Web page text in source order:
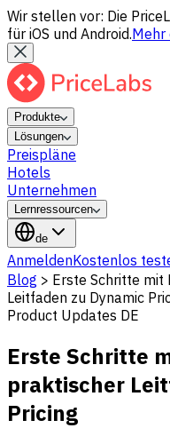
Wir stellen vor: Die
für iOS und Android.Mehr
Produkte
Lösungen
Preispläne
Hotels
Unternehmen
Lernressourcen
de
AnmeldenKostenlos
Blog > Erste Schritte mit
Leitfaden zu Dynamic
Product Updates DE
Erste Schritte
praktischer
Pricing